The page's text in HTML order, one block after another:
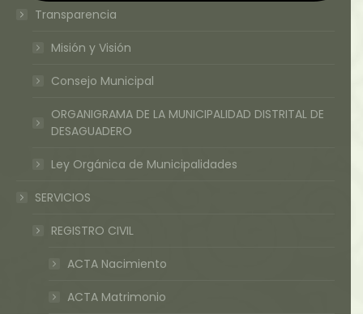
Transparencia
Misión y Visión
Consejo Municipal
ORGANIGRAMA DE LA MUNICIPALIDAD DISTRITAL DE
DESAGUADERO
Ley Orgánica de Municipalidades
SERVICIOS
REGISTRO CIVIL
ACTA Nacimiento
ACTA Matrimonio